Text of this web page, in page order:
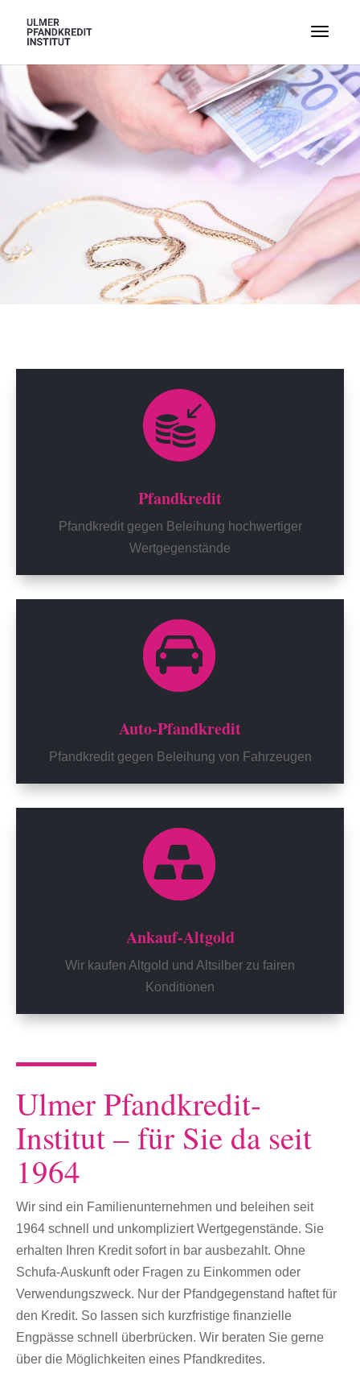
Pfandkredit
Pfandkredit gegen Beleihung hochwertiger
Wertgegenstände
Auto-Pfandkredit
Pfandkredit gegen Beleihung von Fahrzeugen
Ankauf-Altgold
Wir kaufen Altgold und Altsilber zu fairen
Konditionen
Ulmer Pfandkredit-
Institut – für Sie da seit
1964
Wir sind ein Familienunternehmen und beleihen seit
1964 schnell und unkompliziert Wertgegenstände. Sie
erhalten Ihren Kredit sofort in bar ausbezahlt. Ohne
Schufa-Auskunft oder Fragen zu Einkommen oder
Verwendungszweck. Nur der Pfandgegenstand haftet für
den Kredit. So lassen sich kurzfristige finanzielle
Engpässe schnell überbrücken. Wir beraten Sie gerne
über die Möglichkeiten eines Pfandkredites.